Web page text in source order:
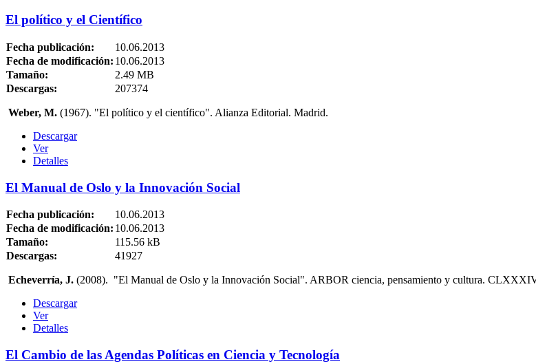
El político y el Científico
Fecha publicación:
10.06.2013
Fecha de modificación: 10.06.2013
Tamaño:
2.49 MB
Descargas:
207374
Weber, M. (1967). "El político y el científico". Alianza Editorial. Madrid.
Descargar
Ver
Detalles
El Manual de Oslo y la Innovación Social
Fecha publicación:
10.06.2013
Fecha de modificación: 10.06.2013
Tamaño:
115.56 kB
Descargas:
41927
Echeverría, J. (2008). "El Manual de Oslo y la Innovación Social". ARBOR ciencia, pensamiento y cultura.
Descargar
Ver
Detalles
El Cambio de las Agendas Políticas en Ciencia y Tecnología